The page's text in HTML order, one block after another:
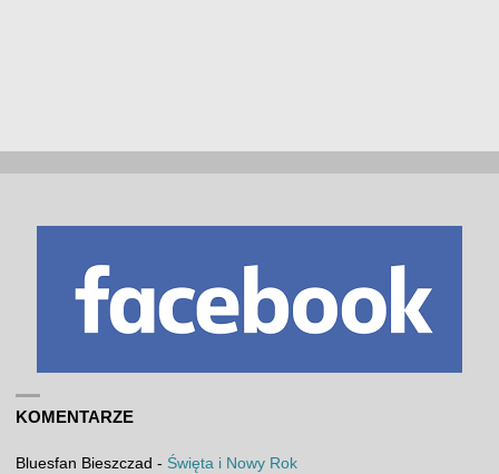
KOMENTARZE
Bluesfan Bieszczad - Święta i Nowy Rok